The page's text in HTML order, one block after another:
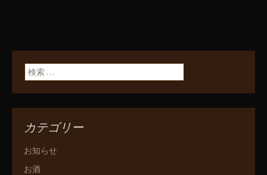
検索:
カテゴリー
お知らせ
お酒